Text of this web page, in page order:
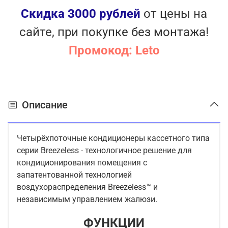
Информационный LED дисплей
Блокировка пульта
Метизы из нержавеющей стали
Антикоррозионное покрытие теплообменника
Обнаружение утечки хладагента
Приток свежего воздуха
Скидка 3000 рублей от цены на
сайте, при покупке без монтажа!
Промокод: Leto
Описание
Четырёхпоточные кондиционеры кассетного типа
серии Breezeless - технологичное решение для
кондиционирования помещения с
запатентованной технологией
воздухораспределения Breezeless™ и
независимым управлением жалюзи.
ФУНКЦИИ